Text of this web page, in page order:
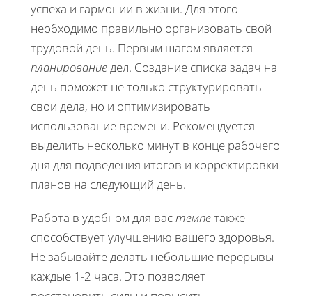
успеха и гармонии в жизни. Для этого
необходимо правильно организовать свой
трудовой день. Первым шагом является
планированиедел. Создание списка задач на
день поможет не только структурировать
свои дела, но и оптимизировать
использование времени. Рекомендуется
выделить несколько минут в конце рабочего
дня для подведения итогов и корректировки
планов на следующий день.
Работа в удобном для вастемпетакже
способствует улучшению вашего здоровья.
Не забывайте делать небольшие перерывы
каждые 1-2 часа. Это позволяет